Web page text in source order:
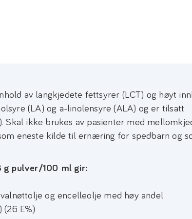
av langkjedete fettsyrer (LCT) og høyt
(LA) og a-linolensyre (ALA) og er tilsatt
Skal ikke brukes av pasienter med
eneste kilde til ernæring for spedbarn og
g pulver/100 ml gir:
og encelleolje med høy andel
(26 E%)